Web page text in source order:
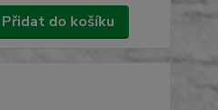
Přidat do košíku